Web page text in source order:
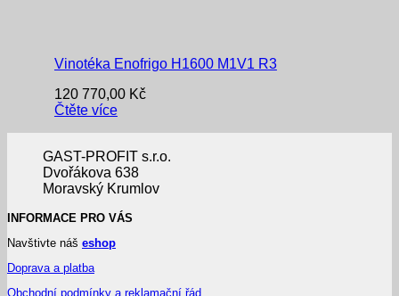
Vinotéka Enofrigo H1600 M1V1 R3
120 770,00 Kč
Čtěte více
GAST-PROFIT s.r.o.
Dvořákova 638
Moravský Krumlov
INFORMACE PRO VÁS
Navštivte náš eshop
Doprava a platba
Obchodní podmínky a reklamační řád